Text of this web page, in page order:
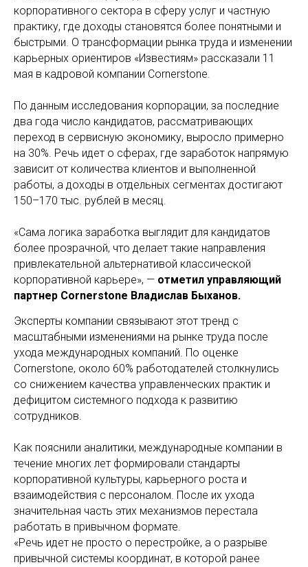
корпоративного сектора в сферу услуг и частную
практику, где доходы становятся более понятными и
быстрыми. О трансформации рынка труда и изменении
карьерных ориентиров «Известиям» рассказали 11
мая в кадровой компании Cornerstone.
По данным исследования корпорации, за последние
два года число кандидатов, рассматривающих
переход в сервисную экономику, выросло примерно
на 30%. Речь идет о сферах, где заработок напрямую
зависит от количества клиентов и выполненной
работы, а доходы в отдельных сегментах достигают
150–170 тыс. рублей в месяц.
«Сама логика заработка выглядит для кандидатов
более прозрачной, что делает такие направления
привлекательной альтернативой классической
корпоративной карьере», — отметил управляющий
партнер Cornerstone Владислав Быханов.
Эксперты компании связывают этот тренд с
масштабными изменениями на рынке труда после
ухода международных компаний. По оценке
Cornerstone, около 60% работодателей столкнулись
со снижением качества управленческих практик и
дефицитом системного подхода к развитию
сотрудников.
Как пояснили аналитики, международные компании в
течение многих лет формировали стандарты
корпоративной культуры, карьерного роста и
взаимодействия с персоналом. После их ухода
значительная часть этих механизмов перестала
работать в привычном формате.
«Речь идет не просто о перестройке, а о разрыве
привычной системы координат, в которой ранее